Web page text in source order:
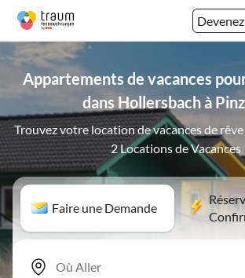
Appartements de vacances
dans Hollersbach à
Trouvez votre location de vacances de
2 Locations de Vacances
Faire une Demande